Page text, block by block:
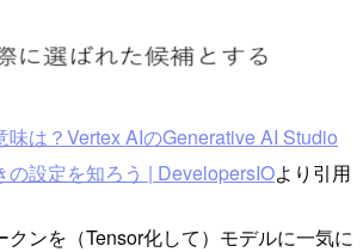
味は？Vertex AIのGenerative AI Studio
の設定を知ろう | DevelopersIOより引用
クンを（Tensor化して）モデルに一気に